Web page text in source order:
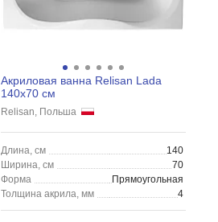
Акриловая ванна Relisan Lada
140x70 см
Relisan, Польша
Длина, см
140
Ширина, см
70
Форма
Прямоугольная
Толщина акрила, мм
4